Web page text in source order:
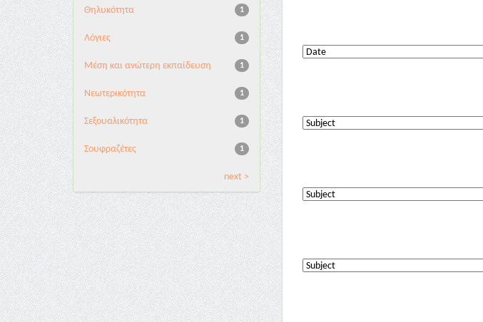
1
Θηλυκότητα
1
Λόγιες
1
Μέση και ανώτερη εκπαίδευση
1
Νεωτερικότητα
1
Σεξουαλικότητα
1
Σουφραζέτες
next >